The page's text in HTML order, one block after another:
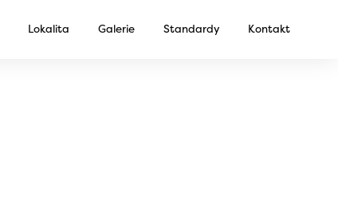
Lokalita Galerie Standardy Kontakt